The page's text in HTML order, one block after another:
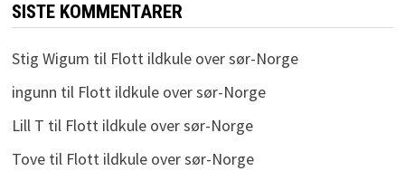
SISTE KOMMENTARER
Stig Wigum til Flott ildkule over sør-Norge
ingunn til Flott ildkule over sør-Norge
Lill T til Flott ildkule over sør-Norge
Tovetil Flott ildkule over sør-Norge